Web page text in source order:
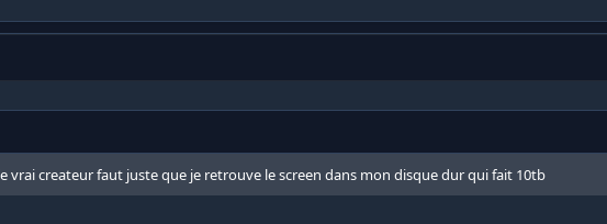
vrai createur faut juste que je retrouve le screen dans mon disque dur qui fait 10tb